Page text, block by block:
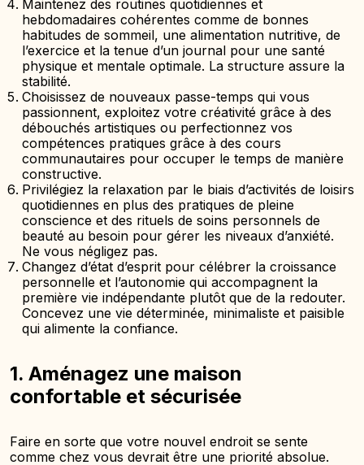
Maintenez des routines quotidiennes et
hebdomadaires cohérentes comme de bonnes
habitudes de sommeil, une alimentation nutritive, de
l’exercice et la tenue d’un journal pour une santé
physique et mentale optimale. La structure assure la
stabilité.
Choisissez de nouveaux passe-temps qui vous
passionnent, exploitez votre créativité grâce à des
débouchés artistiques ou perfectionnez vos
compétences pratiques grâce à des cours
communautaires pour occuper le temps de manière
constructive.
Privilégiez la relaxation par le biais d’activités de loisirs
quotidiennes en plus des pratiques de pleine
conscience et des rituels de soins personnels de
beauté au besoin pour gérer les niveaux d’anxiété.
Ne vous négligez pas.
Changez d’état d’esprit pour célébrer la croissance
personnelle et l’autonomie qui accompagnent la
première vie indépendante plutôt que de la redouter.
Concevez une vie déterminée, minimaliste et paisible
qui alimente la confiance.
1. Aménagez une maison
confortable et sécurisée
Faire en sorte que votre nouvel endroit se sente
comme chez vous devrait être une priorité absolue.